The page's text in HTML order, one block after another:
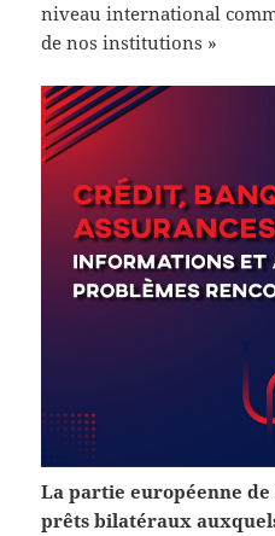
niveau international
de nos institutions »
La partie européenne de
prêts bilatéraux